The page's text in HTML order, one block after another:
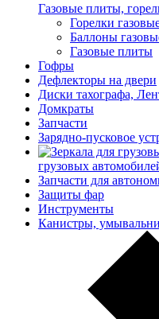
Газовые плиты,
Горелки
Баллоны
Газовые плиты
Гофры
Дефлекторы на двери
Диски тахографа,
Домкраты
Запчасти
Зарядно-пусковое
грузовых
Запчасти для
Защиты фар
Инструменты
Канистры,